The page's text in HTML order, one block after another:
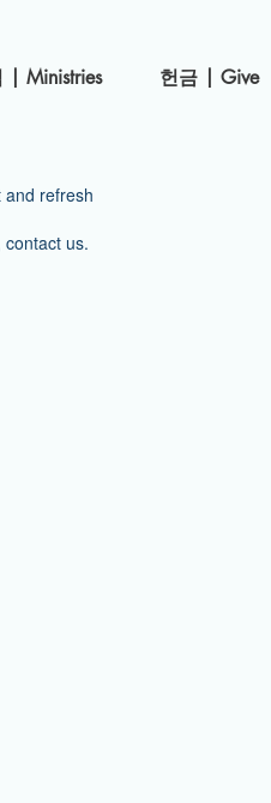
| Ministries 헌금 | Give
refresh
contact us.